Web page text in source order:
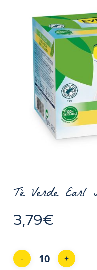
Tè Verde Earl
3,79€